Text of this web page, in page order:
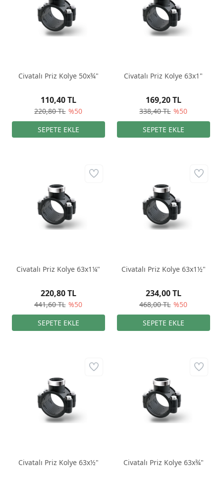
Civatalı Priz Kolye 50x¾"
220,80 TL %50
110,40 TL
Civatalı Priz Kolye 63x1"
338,40 TL %50
169,20 TL
Civatalı Priz Kolye 63x1¼"
441,60 TL %50
220,80 TL
Civatalı Priz Kolye 63x1½"
468,00 TL %50
234,00 TL
Civatalı Priz Kolye 63x½" Civatalı Priz Kolye 63x¾"